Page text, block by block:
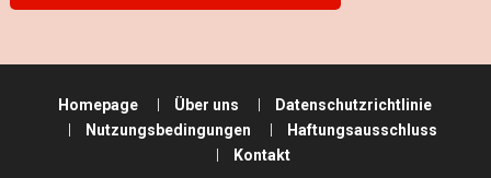
Homepage Über uns
Datenschutzrichtlinie
Nutzungsbedingungen
Haftungsausschluss
Kontakt